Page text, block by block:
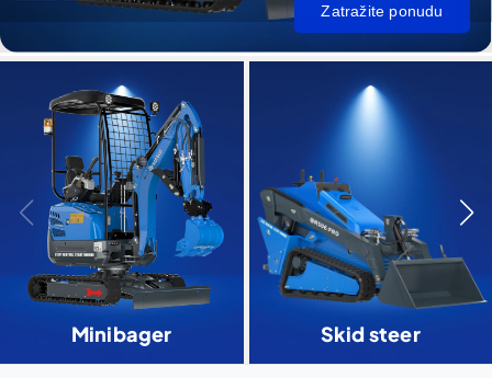
Zatražite ponudu
Minibager Skid steer